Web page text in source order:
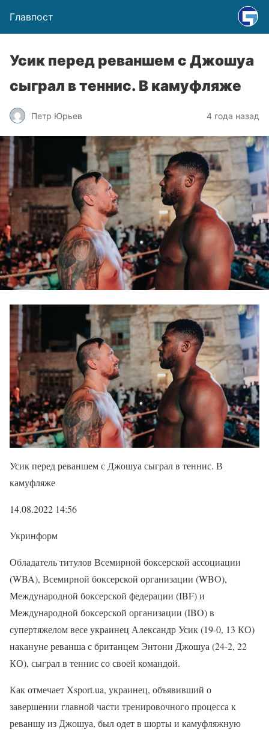
Главпост
Усик перед реваншем с Джошуа
сыграл в теннис. В камуфляже
Петр Юрьев 4 года назад
Усик перед реваншем с Джошуа сыграл в теннис. В
камуфляже
14.08.2022 14:56
Укринформ
Обладатель титулов Всемирной боксерской ассоциации
(WBA), Всемирной боксерской организации (WBO),
Международной боксерской федерации (IBF) и
Международной боксерской организации (IBO) в
супертяжелом весе украинец Александр Усик (19-0, 13 КО)
накануне реванша с британцем Энтони Джошуа (24-2, 22
КО), сыграл в теннис со своей командой.
Как отмечает Xsport.ua, украинец, объявивший о
завершении главной части тренировочного процесса к
реваншу из Джошуа, был одет в шорты и камуфляжную